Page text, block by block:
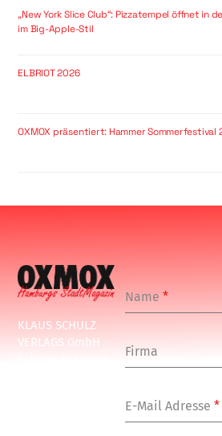
„New York Slice Club“: Pizzatempel öffnet in
im Big-Apple-Stil
ELBRIOT 2026
OXMOX präsentiert: Hammer Sommerfestival
KLAUS SCHULZ
VERLAGS GmbH
Name*
Firma
E-Mail Adresse*